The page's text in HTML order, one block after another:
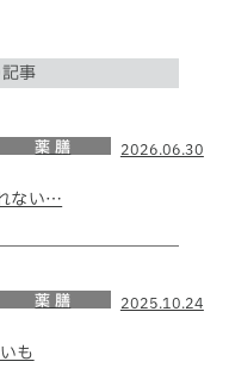
記事
薬 膳 2026.06.30
ない…
薬 膳 2025.10.24
も